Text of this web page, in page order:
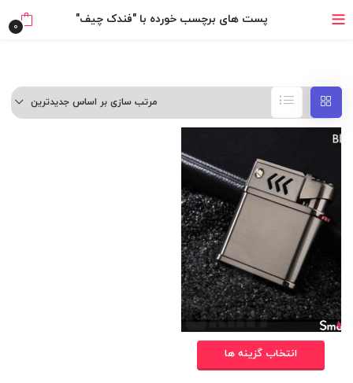
خرید قسطی با ترب‌پی
پست های برچسب خورده با "فندک چیف" 0
مرتب سازی بر اساس جدیدترین
انتخاب گزینه ها